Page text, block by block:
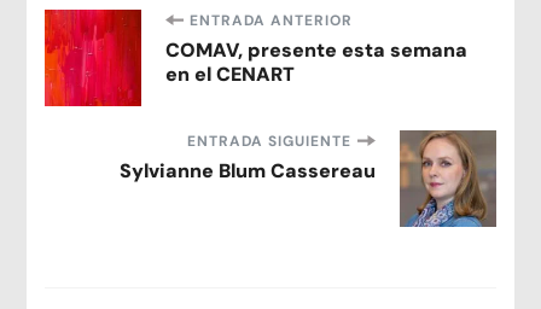
Navegación
de
entradas
ENTRADA ANTERIOR
COMAV, presente esta semana
en el CENART
ENTRADA SIGUIENTE
Sylvianne Blum Cassereau